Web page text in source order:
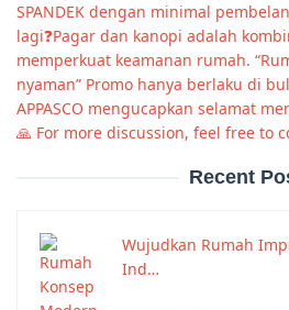
SPANDEK dengan minimal
lagi❓Pagar dan kanopi adalah
memperkuat keamanan rumah.
nyaman” Promo hanya berlaku di
APPASCO mengucapkan selamat
🙏 For more discussion, feel free to
Recent
Wujudkan Rumah
Ind…